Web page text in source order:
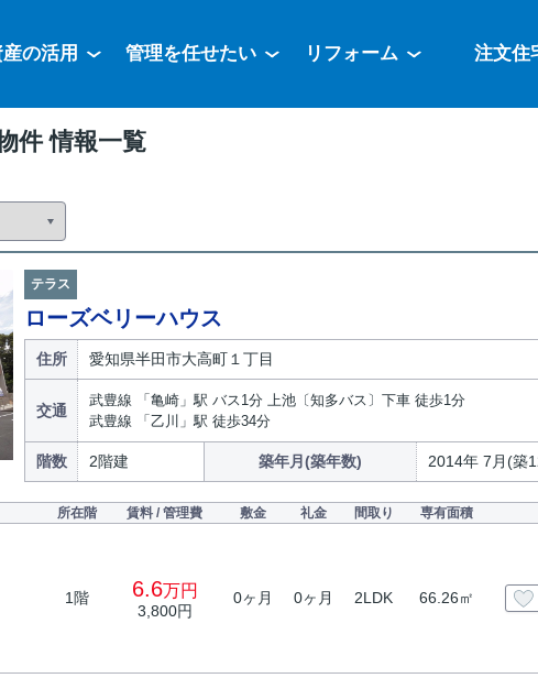
の活用 管理を任せたい リフォーム 注文住
件 情報一覧
テラス
ローズベリーハウス
住所 愛知県半田市大高町１丁目
交通
武豊線 「亀崎」駅 バス1分 上池〔知多バス〕下車 徒歩1分
武豊線 「乙川」駅 徒歩34分
階数 2階建 築年月(築年数) 2014年 7月(築
所在階 賃料 / 管理費 敷金 礼金 間取り 専有面積
1階 6.6万円
3,800円
0ヶ月 0ヶ月 2LDK 66.26㎡